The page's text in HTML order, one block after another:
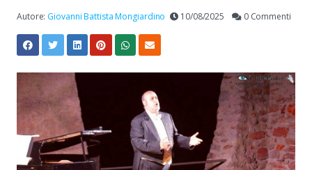
Autore: Giovanni Battista Mongiardino 10/08/2025 0 Commenti